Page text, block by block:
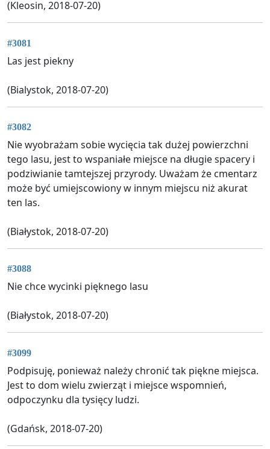
(Kleosin, 2018-07-20)
#3081
Las jest piekny
(Bialystok, 2018-07-20)
#3082
Nie wyobrażam sobie wycięcia tak dużej powierzchni
tego lasu, jest to wspaniałe miejsce na długie spacery i
podziwianie tamtejszej przyrody. Uważam że cmentarz
może być umiejscowiony w innym miejscu niż akurat
ten las.
(Białystok, 2018-07-20)
#3088
Nie chce wycinki pięknego lasu
(Białystok, 2018-07-20)
#3099
Podpisuję, ponieważ należy chronić tak piękne miejsca.
Jest to dom wielu zwierząt i miejsce wspomnień,
odpoczynku dla tysięcy ludzi.
(Gdańsk, 2018-07-20)